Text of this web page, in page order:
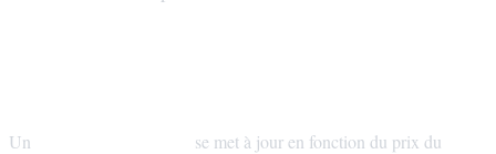
Un
se met à jour en fonction du prix du